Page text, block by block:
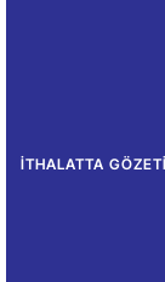
İTHALATTA